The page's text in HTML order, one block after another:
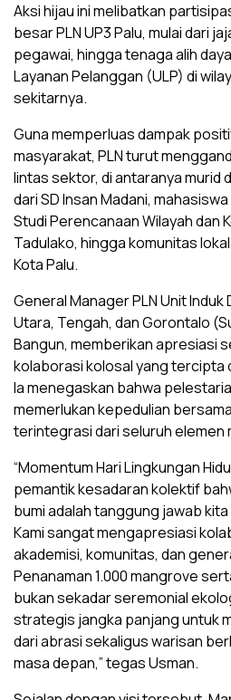
Aksi hijau ini melibatkan
besar PLN UP3 Palu, mulai dari
pegawai, hingga tenaga alih
Layanan Pelanggan (ULP) di
sekitarnya.
Guna memperluas dampak
masyarakat, PLN turut
lintas sektor, di antaranya murid
dari SD Insan Madani,
Studi Perencanaan Wilayah dan
Tadulako, hingga komunitas
Kota Palu.
General Manager PLN Unit
Utara, Tengah, dan Gorontalo
Bangun, memberikan apresiasi
kolaborasi kolosal yang tercipta
Ia menegaskan bahwa
memerlukan kepedulian
terintegrasi dari seluruh elemen
“Momentum Hari Lingkungan
pemantik kesadaran kolektif
bumi adalah tanggung jawab
Kami sangat mengapresiasi
akademisi, komunitas, dan
Penanaman 1.000 mangrove
bukan sekadar seremonial
strategis jangka panjang untuk
dari abrasi sekaligus warisan
masa depan,” tegas Usman.